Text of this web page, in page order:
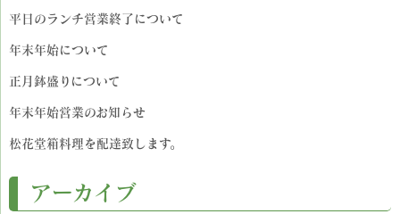
平日のランチ営業終了について
年末年始について
正月鉢盛りについて
年末年始営業のお知らせ
松花堂箱料理を配達致します。
アーカイブ